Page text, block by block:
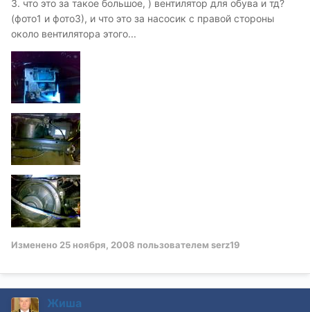
3. что это за такое большое, ) вентилятор для обува и тд?
(фото1 и фото3), и что это за насосик с правой стороны
около вентилятора этого...
Изменено 25 ноября, 2008 пользователем serz19
Жиша